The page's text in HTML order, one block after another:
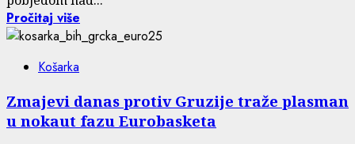
Pročitaj više
Košarka
Zmajevi danas protiv Gruzije traže plasman
u nokaut fazu Eurobasketa